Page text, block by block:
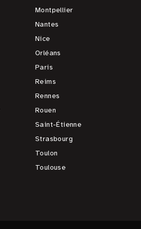
Montpellier
Nantes
Nice
Orléans
Paris
Reims
Rennes
Rouen
Saint-Étienne
Strasbourg
Toulon
Toulouse